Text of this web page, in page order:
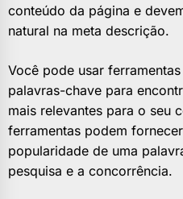
conteúdo da página e
natural na meta descrição.
Você pode usar
palavras-chave para
mais relevantes para o seu
ferramentas podem
popularidade de uma
pesquisa e a concorrência.